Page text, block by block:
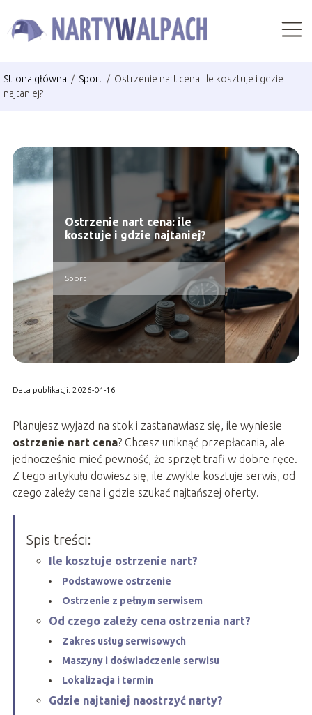
Strona główna / Sport / Ostrzenie nart cena: ile kosztuje i gdzie
najtaniej?
Ostrzenie nart cena: ile
kosztuje i gdzie najtaniej?
Sport
Data publikacji: 2026-04-16
Planujesz wyjazd na stok i zastanawiasz się, ile wyniesie
ostrzenie nart cena? Chcesz uniknąć przepłacania, ale
jednocześnie mieć pewność, że sprzęt trafi w dobre ręce.
Z tego artykułu dowiesz się, ile zwykle kosztuje serwis, od
czego zależy cena i gdzie szukać najtańszej oferty.
Spis treści:
Ile kosztuje ostrzenie nart?
Podstawowe ostrzenie
Ostrzenie z pełnym serwisem
Od czego zależy cena ostrzenia nart?
Zakres usług serwisowych
Maszyny i doświadczenie serwisu
Lokalizacja i termin
Gdzie najtaniej naostrzyć narty?